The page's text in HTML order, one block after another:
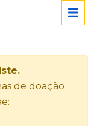
de doação